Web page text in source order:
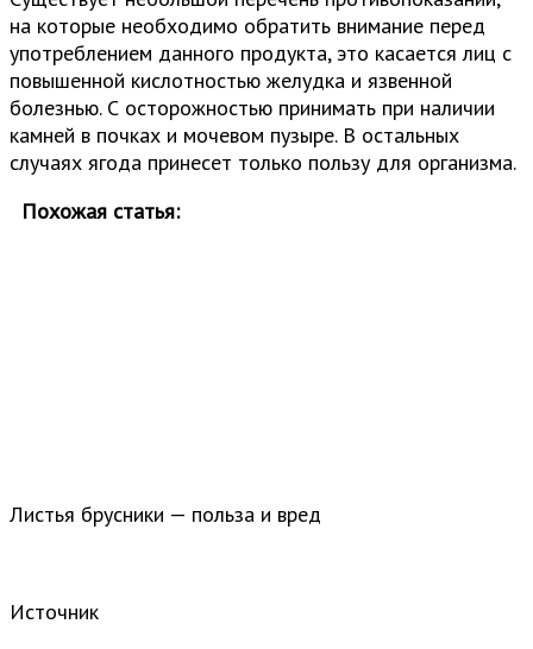
на которые необходимо обратить внимание перед
употреблением данного продукта, это касается лиц с
повышенной кислотностью желудка и язвенной
болезнью. С осторожностью принимать при наличии
камней в почках и мочевом пузыре. В остальных
случаях ягода принесет только пользу для организма.
Похожая статья:
Листья брусники — польза и вред
Источник